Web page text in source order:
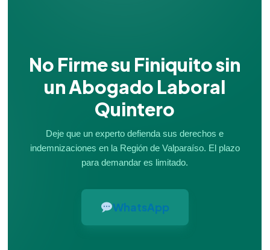
No Firme su Finiquito sin
un Abogado Laboral
Quintero
Deje que un experto defienda sus derechos e
indemnizaciones en la Región de Valparaíso. El plazo
para demandar es limitado.
WhatsApp